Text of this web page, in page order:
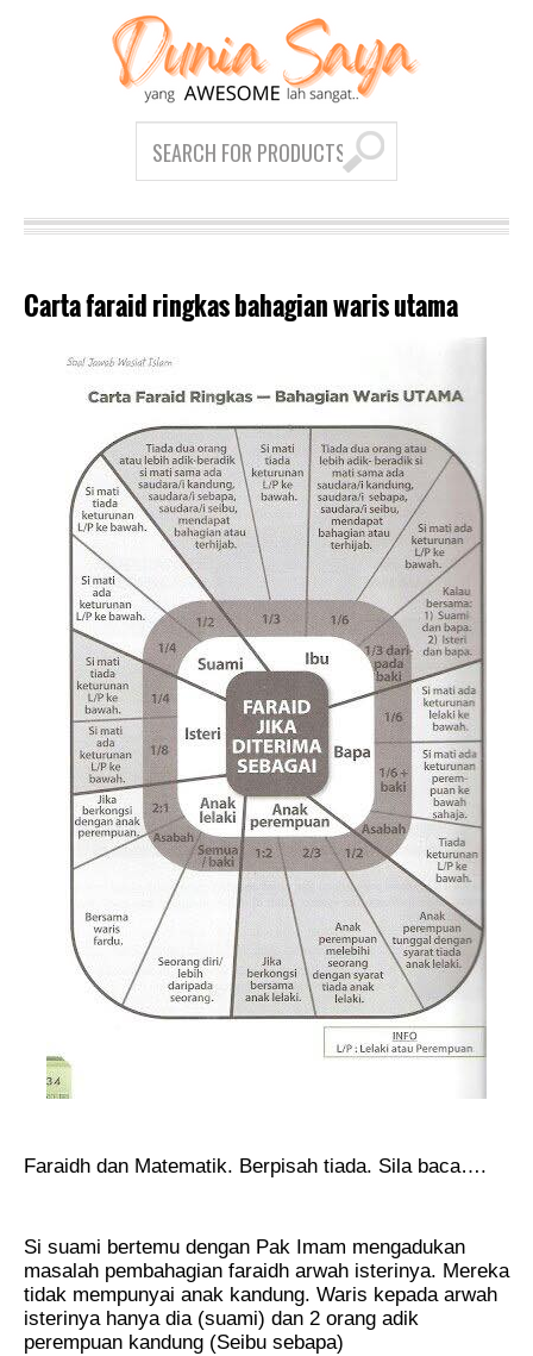
Carta faraid ringkas bahagian waris utama
Faraidh dan Matematik. Berpisah tiada. Sila baca….
Si suami bertemu dengan Pak Imam mengadukan
masalah pembahagian faraidh arwah isterinya. Mereka
tidak mempunyai anak kandung. Waris kepada arwah
isterinya hanya dia (suami) dan 2 orang adik
perempuan kandung (Seibu sebapa)